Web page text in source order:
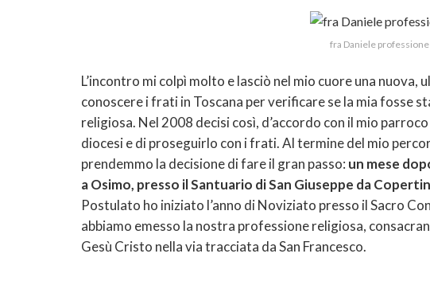
fra Daniele professione
L’incontro mi colpì molto e lasciò nel mio cuore una nuova,
conoscere i frati in Toscana per verificare se la mia fosse
religiosa. Nel 2008 decisi così, d’accordo con il mio
diocesi e di proseguirlo con i frati. Al termine del mio
prendemmo la decisione di fare il gran passo: un mese
a Osimo, presso il Santuario di San Giuseppe da
Postulato ho iniziato l’anno di Noviziato presso il Sacro
abbiamo emesso la nostra professione religiosa,
Gesù Cristo nella via tracciata da San Francesco.